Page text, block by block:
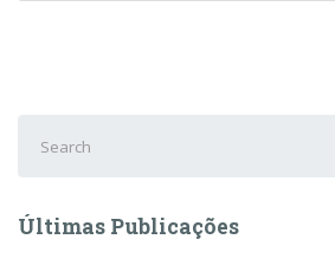
for:
Últimas Publicações